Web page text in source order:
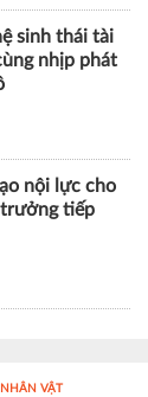
sinh thái tài
nhịp phát
nội lực cho
tiếp
NHÂN VẬT